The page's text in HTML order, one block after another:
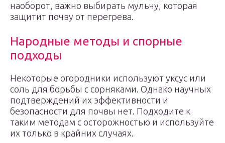
наоборот, важно выбирать мульчу, которая
защитит почву от перегрева.
Народные методы и спорные
подходы
Некоторые огородники используют уксус или
соль для борьбы с сорняками. Однако научных
подтверждений их эффективности и
безопасности для почвы нет. Подходите к
таким методам с осторожностью и используйте
их только в крайних случаях.